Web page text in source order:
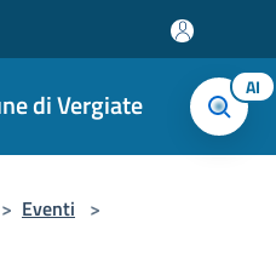
di Vergiate AI
> Eventi >